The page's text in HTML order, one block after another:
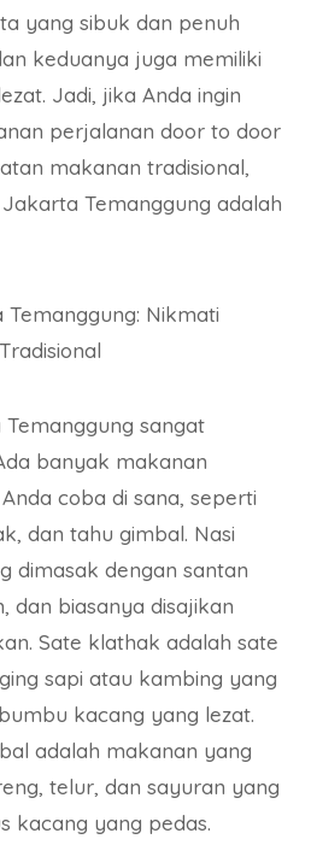
yang sibuk dan penuh
keduanya juga memiliki
Jadi, jika Anda ingin
perjalanan door to door
makanan tradisional,
Temanggung adalah
Nikmati
sangat
banyak makanan
coba di sana, seperti
dan tahu gimbal. Nasi
dimasak dengan santan
dan biasanya disajikan
Sate klathak adalah sate
sapi atau kambing yang
kacang yang lezat.
adalah makanan yang
telur, dan sayuran yang
kacang yang pedas.